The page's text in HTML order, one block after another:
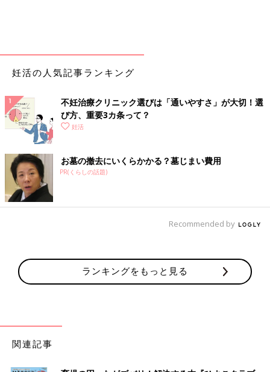
妊活の人気記事ランキング
不妊治療クリニック選びは「通いやすさ」が大切！選
び方、重要3カ条って？
妊活
お墓の撤去にいくらかかる？墓じまい費用
PR(くらしの話題)
Recommended by
ランキングをもっと見る
関連記事